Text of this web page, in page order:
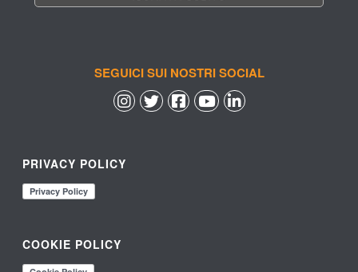
SEGUICI SUI NOSTRI SOCIAL
PRIVACY POLICY
COOKIE POLICY